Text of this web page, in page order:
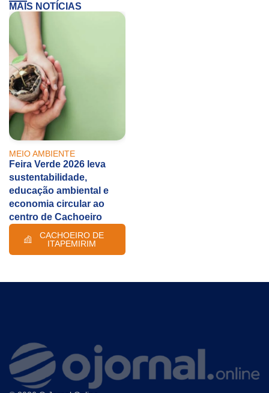
MAIS NOTÍCIAS
MEIO AMBIENTE
Feira Verde 2026 leva
sustentabilidade,
educação ambiental e
economia circular ao
centro de Cachoeiro
CACHOEIRO DE
ITAPEMIRIM